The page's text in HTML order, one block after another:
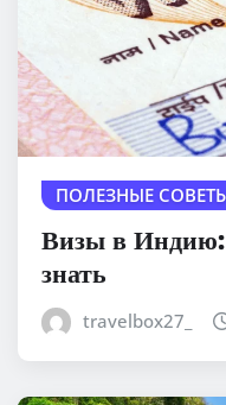
ПОЛЕЗНЫЕ
Визы в Индию:
знать
travelbox27_